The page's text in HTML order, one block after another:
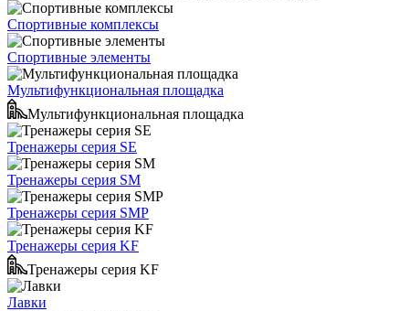
Спортивные комплексы
Спортивные элементы
Мультифункциональная площадка
Мультифункциональная площадка
Тренажеры серия SE
Тренажеры серия SM
Тренажеры серия SMP
Тренажеры серия KF
Тренажеры серия KF
Лавки